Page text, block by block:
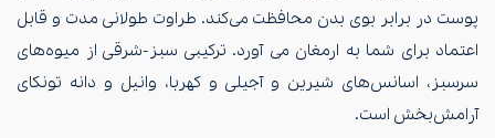
پوست در برابر بوی بدن محافظت می‌کند. طراوت طولانی مدت و قابل
اعتماد برای شما به ارمغان می آورد. ترکیبی سبز-شرقی از میوه‌های
سرسبز، اسانس‌های شیرین و آجیلی و کهربا، وانیل و دانه تونکای
آرامش‌بخش است.